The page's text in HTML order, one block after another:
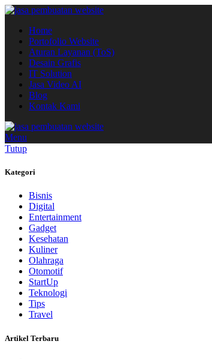
Home
Portofolio Website
Aturan Layanan (ToS)
Desain Grafis
IT Solution
Jasa Video AI
Blog
Kontak Kami
Menu
Tutup
Kategori
Bisnis
Digital
Entertainment
Gadget
Kesehatan
Kuliner
Olahraga
Otomotif
StartUp
Teknologi
Tips
Travel
Artikel Terbaru